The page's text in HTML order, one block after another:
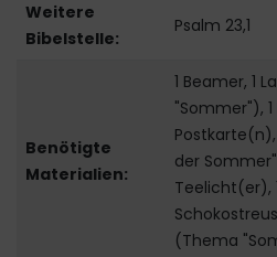
Weitere
Bibelstelle:
Psalm 23,1
Benötigte
Materialien:
1 Beamer, 1
"Sommer"),
der
Teelicht(er),
(Thema